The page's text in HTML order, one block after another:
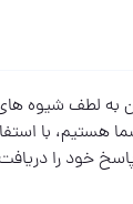
هستیم، با
خود را